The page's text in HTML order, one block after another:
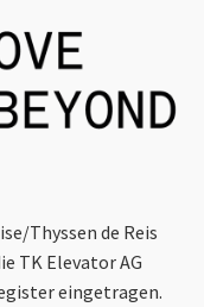
Thyssen de Reis
TK Elevator AG
eingetragen.